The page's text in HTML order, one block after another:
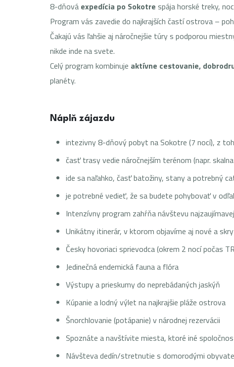
8-dňová expedícia po Sokotre spája horské treky,
Program vás zavedie do najkrajších častí ostrova –
Čakajú vás ľahšie aj náročnejšie túry s podporou
nikde inde na svete.
Celý program kombinuje aktívne cestovanie,
planéty.
Náplň zájazdu
intezivny 8-dňový pobyt na Sokotre (7 nocí), z
časť trasy vedie náročnejším terénom (napr.
ide sa naľahko, časť batožiny, stany a potrebný
je potrebné vedieť, že sa budete pohybovať v
Intenzívny program zahŕňa návštevu
Unikátny itinerár, v ktorom objavíme aj nové a
Česky hovoriaci sprievodca (okrem 2 nocí počas
Jedinečná endemická fauna a flóra
Výstupy a prieskumy do neprebádaných jaskýň
Kúpanie a lodný výlet na najkrajšie pláže ostrova
Šnorchlovanie (potápanie) v národnej rezervácii
Spoznáte a navštívite miesta, ktoré iné
Návšteva dedín/stretnutie s domorodými